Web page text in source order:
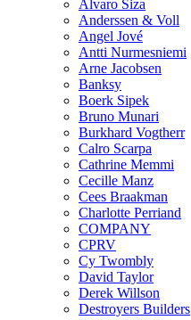
Alvaro Siza
Anderssen & Voll
Angel Jové
Antti Nurmesniemi
Arne Jacobsen
Banksy
Boerk Sipek
Bruno Munari
Burkhard Vogtherr
Calro Scarpa
Cathrine Memmi
Cecille Manz
Cees Braakman
Charlotte Perriand
COMPANY
CPRV
Cy Twombly
David Taylor
Derek Willson
Destroyers Builders